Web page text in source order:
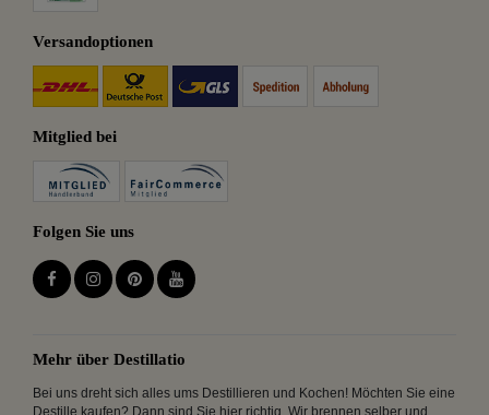
Versandoptionen
Mitglied bei
Folgen Sie uns
Mehr über Destillatio
Bei uns dreht sich alles ums Destillieren und Kochen! Möchten Sie eine
Destille kaufen? Dann sind Sie hier richtig. Wir brennen selber und